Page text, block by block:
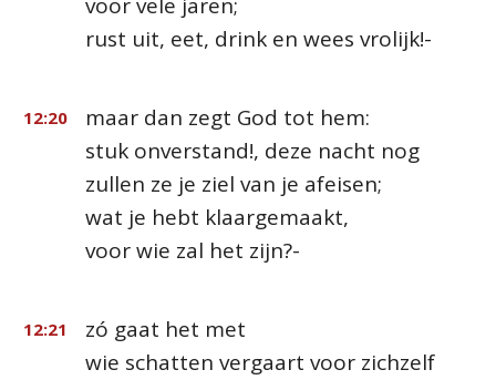
rust uit, eet, drink en wees vrolijk!-
12:20
maar dan zegt God tot hem:
stuk onverstand!, deze nacht nog
zullen ze je ziel van je afeisen;
wat je hebt klaargemaakt,
voor wie zal het zijn?-
12:21
zó gaat het met
wie schatten vergaart voor zichzelf